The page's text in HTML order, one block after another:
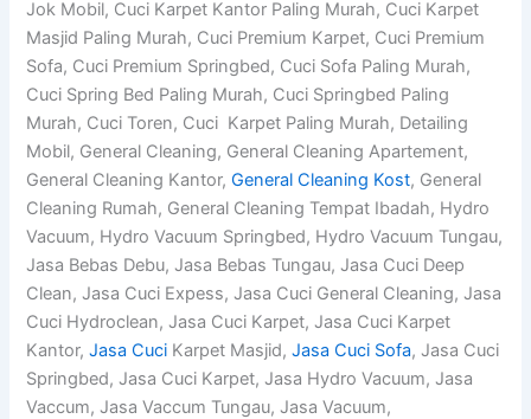
Jok Mobil, Cuci Karpet Kantor Paling Murah, Cuci Karpet
Masjid Paling Murah, Cuci Premium Karpet, Cuci Premium
Sofa, Cuci Premium Springbed, Cuci Sofa Paling Murah,
Cuci Spring Bed Paling Murah, Cuci Springbed Paling
Murah, Cuci Toren, Cuci Karpet Paling Murah, Detailing
Mobil, General Cleaning, General Cleaning Apartement,
General Cleaning Kantor,General Cleaning Kost, General
Cleaning Rumah, General Cleaning Tempat Ibadah, Hydro
Vacuum, Hydro Vacuum Springbed, Hydro Vacuum Tungau,
Jasa Bebas Debu, Jasa Bebas Tungau, Jasa Cuci Deep
Clean, Jasa Cuci Expess, Jasa Cuci General Cleaning, Jasa
Cuci Hydroclean, Jasa Cuci Karpet, Jasa Cuci Karpet
Kantor,Jasa Cuci Karpet Masjid,Jasa Cuci Sofa, Jasa Cuci
Springbed, Jasa Cuci Karpet, Jasa Hydro Vacuum, Jasa
Vaccum, Jasa Vaccum Tungau, Jasa Vacuum,